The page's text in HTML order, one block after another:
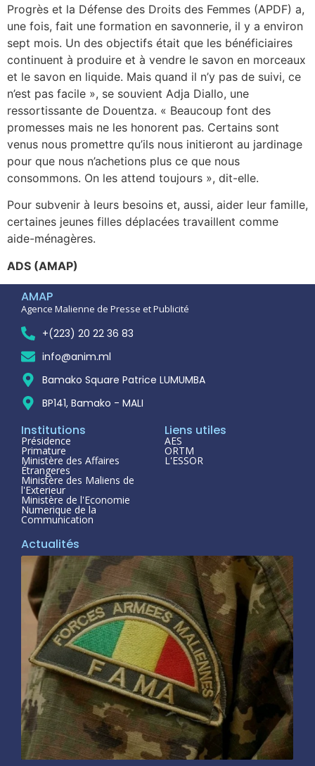
Progrès et la Défense des Droits des Femmes (APDF) a,
une fois, fait une formation en savonnerie, il y a environ
sept mois. Un des objectifs était que les bénéficiaires
continuent à produire et à vendre le savon en morceaux
et le savon en liquide. Mais quand il n’y pas de suivi, ce
n’est pas facile », se souvient Adja Diallo, une
ressortissante de Douentza. « Beaucoup font des
promesses mais ne les honorent pas. Certains sont
venus nous promettre qu’ils nous initieront au jardinage
pour que nous n’achetions plus ce que nous
consommons. On les attend toujours », dit-elle.
Pour subvenir à leurs besoins et, aussi, aider leur famille,
certaines jeunes filles déplacées travaillent comme
aide-ménagères.
ADS (AMAP)
AMAP
Agence Malienne de Presse et Publicité
+(223) 20 22 36 83
info@anim.ml
Bamako Square Patrice LUMUMBA
BP141, Bamako - MALI
Institutions
Présidence
Primature
Ministère des Affaires
Étrangeres
Ministère des Maliens de
l'Exterieur
Ministère de l'Economie
Numerique de la
Communication
Liens utiles
AES
ORTM
L'ESSOR
Actualités